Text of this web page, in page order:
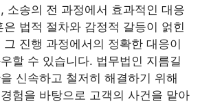
소송의 전 과정에서 효과적인 대응
은 법적 절차와 감정적 갈등이 얽힌
진행 과정에서의 정확한 대응이
할 수 있습니다. 법무법인 지름길
신속하고 철저히 해결하기 위해
험을 바탕으로 고객의 사건을 맡아